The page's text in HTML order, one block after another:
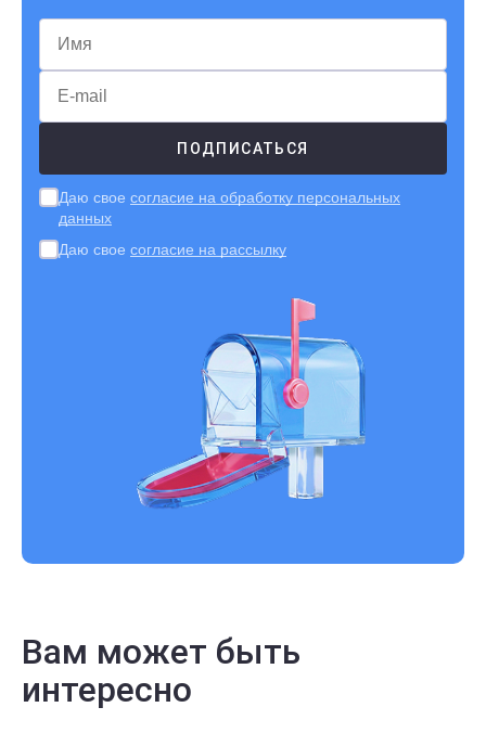
Даю свое согласие на обработку персональных
данных
Даю свое согласие на рассылку
Вам может быть
интересно